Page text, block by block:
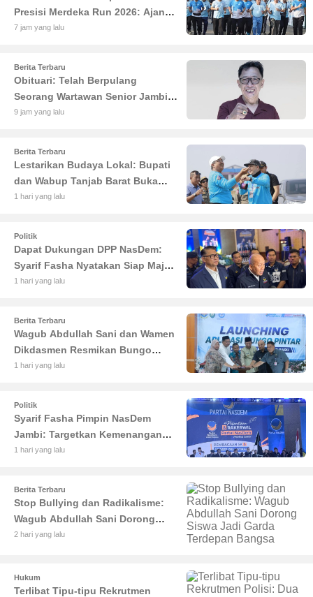
Presisi Merdeka Run 2026: Ajang
Olahraga yang Gerakkan UMKM
7 jam yang lalu
Berita Terbaru
Obituari: Telah Berpulang
Seorang Wartawan Senior Jambi
Hery Farmansyah atau Hery
9 jam yang lalu
Berita Terbaru
Lestarikan Budaya Lokal: Bupati
dan Wabup Tanjab Barat Buka
Lomba Sauk'an Layangan
1 hari yang lalu
Politik
Dapat Dukungan DPP NasDem:
Syarif Fasha Nyatakan Siap Maju
di Pilgub Jambi
1 hari yang lalu
Berita Terbaru
Wagub Abdullah Sani dan Wamen
Dikdasmen Resmikan Bungo
Pintar: Dorong Digitalisasi
1 hari yang lalu
Politik
Syarif Fasha Pimpin NasDem
Jambi: Targetkan Kemenangan
Besar di Pemilu 2029
1 hari yang lalu
Berita Terbaru
Stop Bullying dan Radikalisme:
Wagub Abdullah Sani Dorong
Siswa Jadi Garda Terdepan
2 hari yang lalu
Hukum
Terlibat Tipu-tipu Rekrutmen